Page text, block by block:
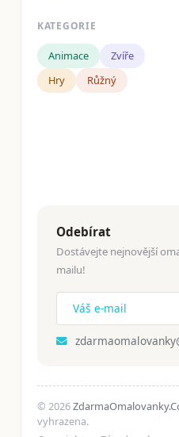
KATEGORIE
Animace
Zvíře
Hry
Růžný
Odebírat
Dostávejte nejnovější
mailu!
© 2026
vyhrazena.